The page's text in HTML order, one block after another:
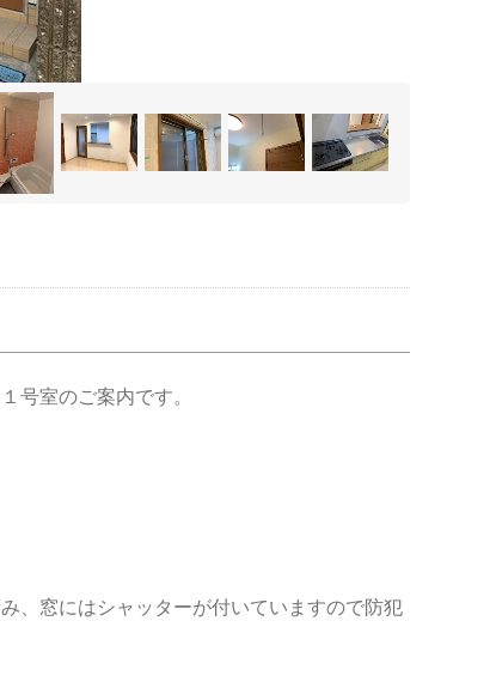
室のご案内です。
、窓にはシャッターが付いていますので防犯